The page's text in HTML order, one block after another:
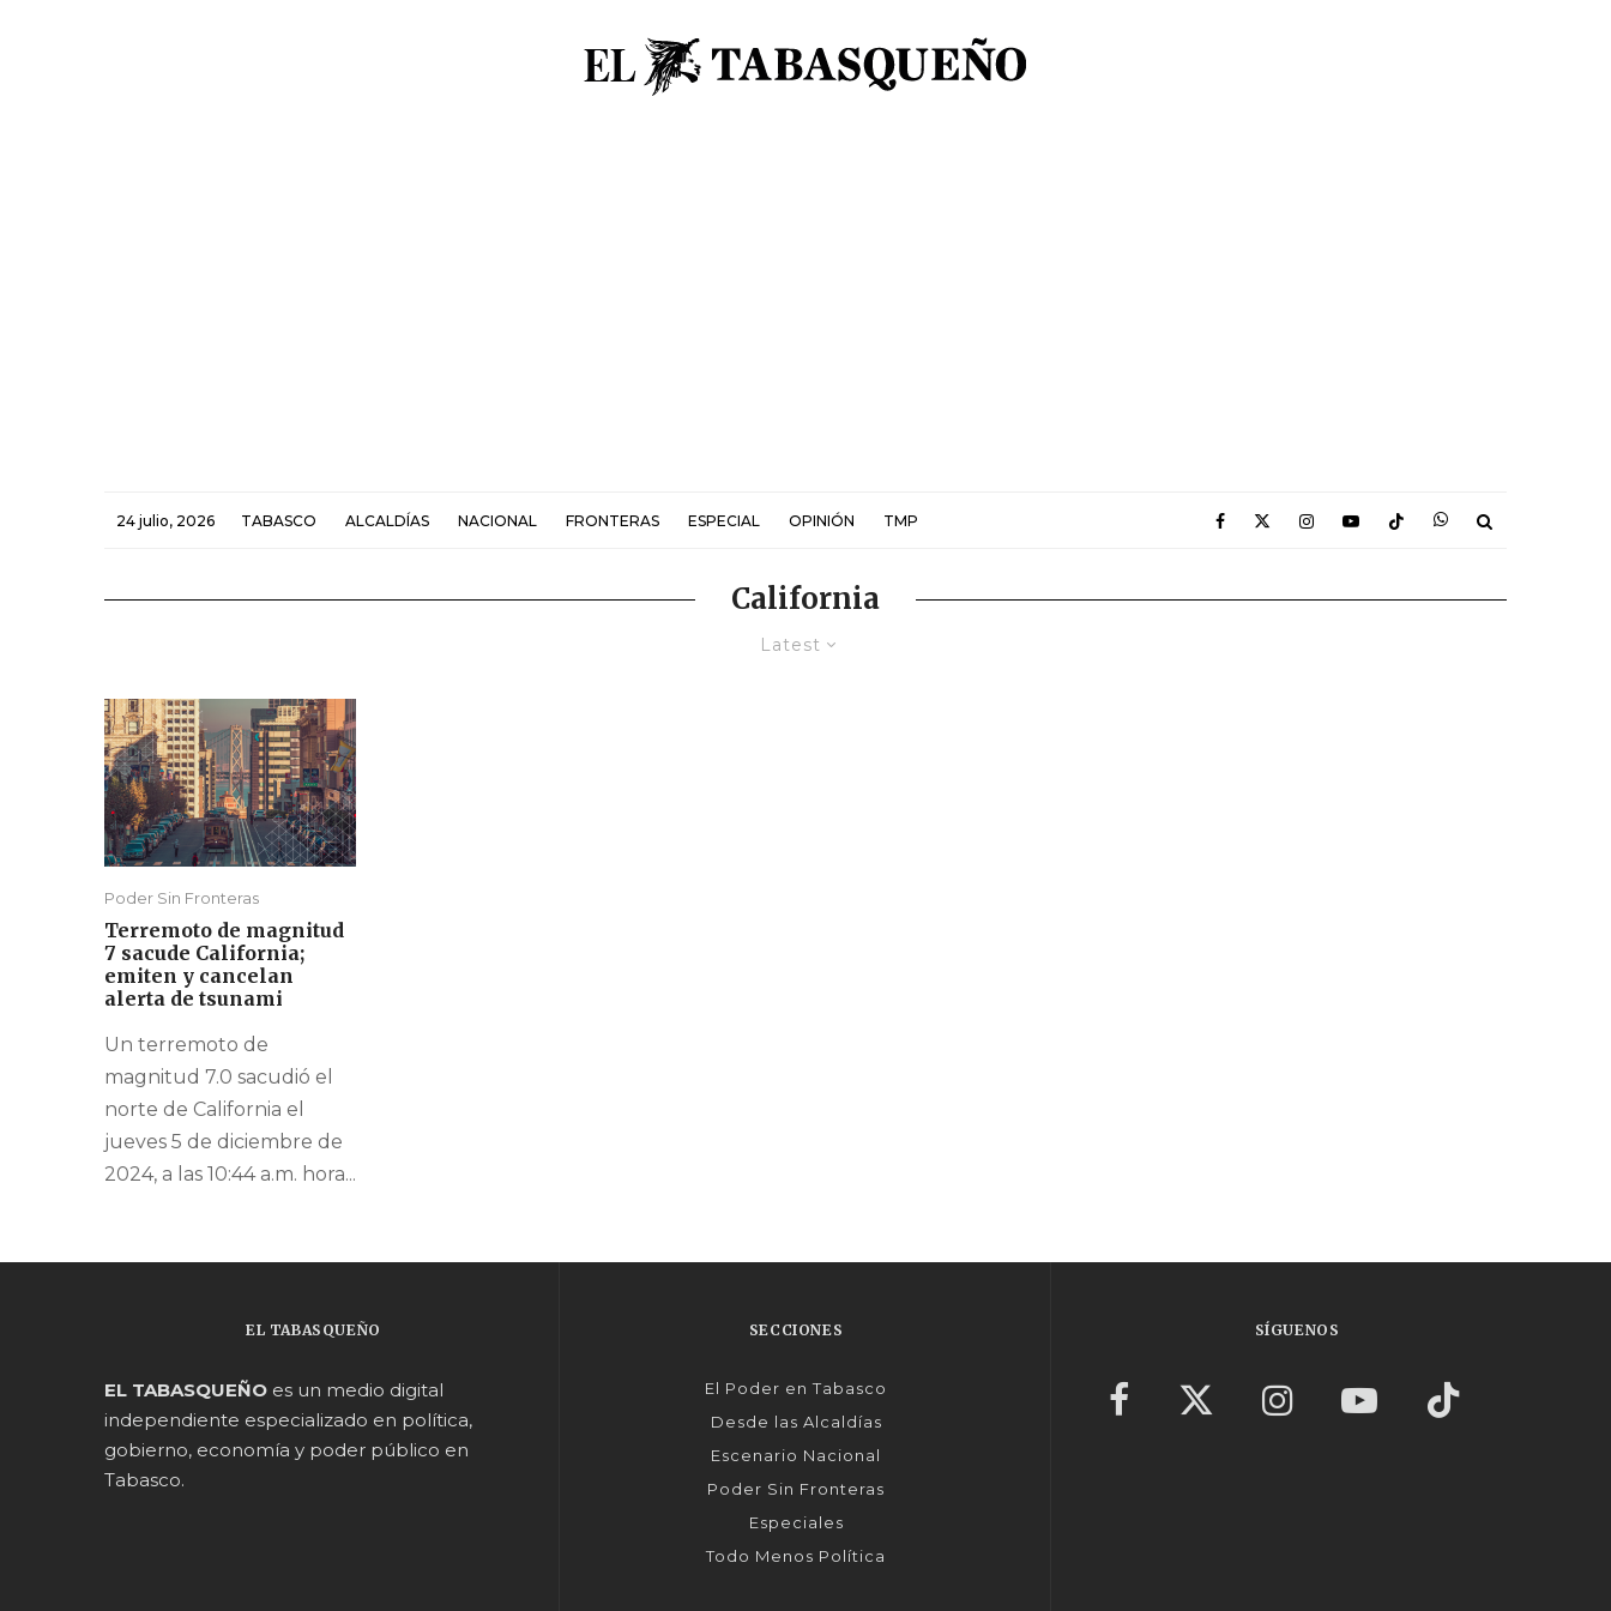
24 julio, 2026 TABASCO ALCALDÍAS NACIONAL FRONTERAS ESPECIAL OPINIÓN TMP
California
Latest
Poder Sin Fronteras
Terremoto de magnitud
7 sacude California;
emiten y cancelan
alerta de tsunami
Un terremoto de
magnitud 7.0 sacudió el
norte de California el
jueves 5 de diciembre de
2024, a las 10:44 a.m. hora...
EL TABASQUEÑO
EL TABASQUEÑO es un medio digital
independiente especializado en política,
gobierno, economía y poder público en
Tabasco.
SECCIONES
El Poder en Tabasco
Desde las Alcaldías
Escenario Nacional
Poder Sin Fronteras
Especiales
Todo Menos Política
SÍGUENOS